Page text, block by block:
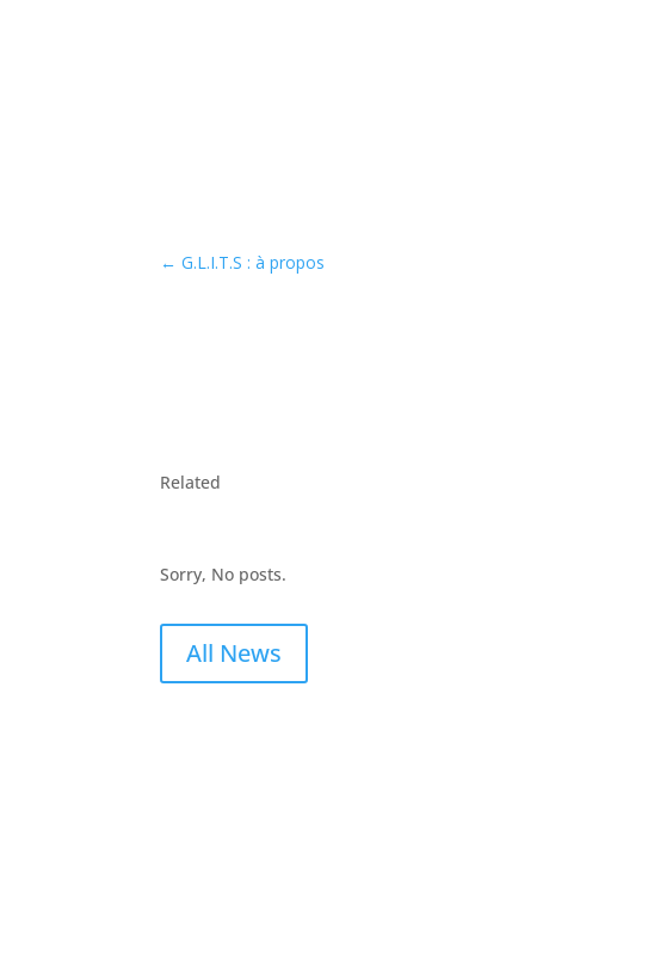
←G.L.I.T.S : à propos
Related
Sorry, No posts.
All News